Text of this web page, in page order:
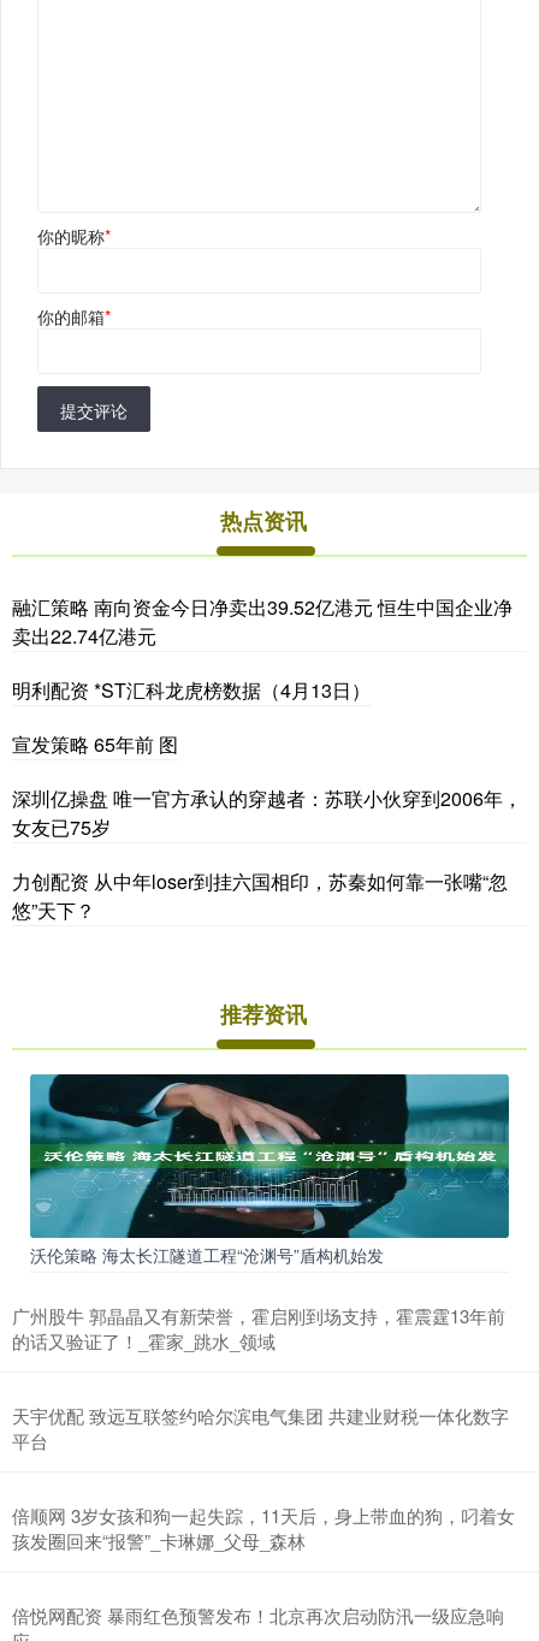
你的昵称*
你的邮箱*
提交评论
热点资讯
融汇策略 南向资金今日净卖出39.52亿港元 恒生中国企业净
卖出22.74亿港元
明利配资 *ST汇科龙虎榜数据（4月13日）
宣发策略 65年前 图
深圳亿操盘 唯一官方承认的穿越者：苏联小伙穿到2006年，
女友已75岁
力创配资 从中年loser到挂六国相印，苏秦如何靠一张嘴“忽
悠”天下？
推荐资讯
沃伦策略 海太长江隧道工程“沧渊号”盾构机始发
广州股牛 郭晶晶又有新荣誉，霍启刚到场支持，霍震霆13年前
的话又验证了！_霍家_跳水_领域
天宇优配 致远互联签约哈尔滨电气集团 共建业财税一体化数字
平台
倍顺网 3岁女孩和狗一起失踪，11天后，身上带血的狗，叼着女
孩发圈回来“报警”_卡琳娜_父母_森林
倍悦网配资 暴雨红色预警发布！北京再次启动防汛一级应急响